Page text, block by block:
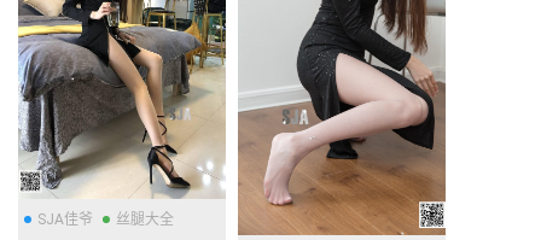
SJA佳爷 丝腿大全